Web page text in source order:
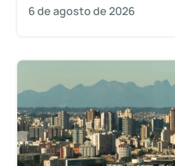
6 de agosto de 2026